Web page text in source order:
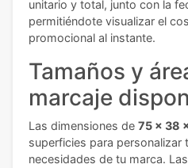
unitario y total, junto con la
permitiéndote visualizar el
promocional al instante.
Tamaños y
marcaje
Las dimensiones de 75 x 38
superficies para personalizar
necesidades de tu marca.